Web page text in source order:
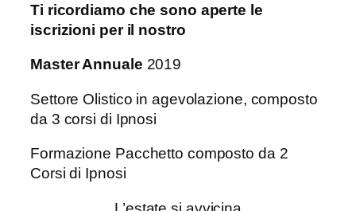
Ti ricordiamo che sono aperte le
iscrizioni per il nostro
Master Annuale 2019
Settore Olistico in agevolazione, composto
da 3 corsi di Ipnosi
Formazione Pacchetto composto da 2
Corsi di Ipnosi